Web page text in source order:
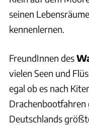
seinen
kennenlernen.
FreundInnen des
vielen Seen und
egal ob es nach
Drachenbootfahren
Deutschlands